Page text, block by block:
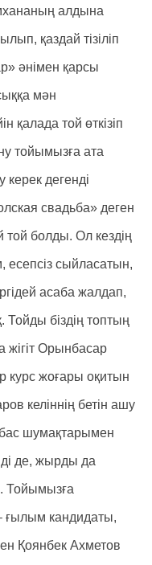
алдына
қаздай тізіліп
әнімен қарсы
мән
қалада той өткізіп
тойымызға ата
дегенді
свадьба» деген
той болды. Ол кездің
сыйласатын,
асаба жалдап,
біздің топтың
жігіт Орынбасар
курс жоғары оқитын
келіннің бетін ашу
шумақтарымен
де, жырды да
Тойымызға
ғылым кандидаты,
Қоянбек Ахметов